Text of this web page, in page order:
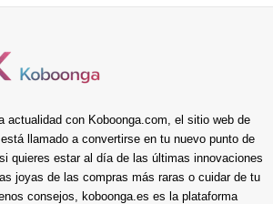
actualidad con Koboonga.com, el sitio web de
llamado a convertirse en tu nuevo punto de
quieres estar al día de las últimas innovaciones
joyas de las compras más raras o cuidar de tu
consejos, koboonga.es es la plataforma